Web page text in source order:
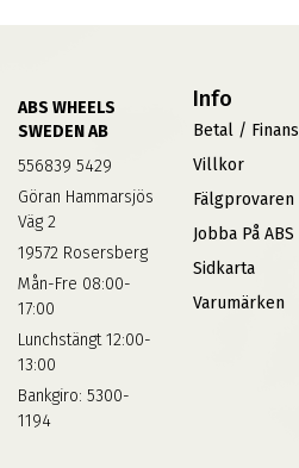
ABS WHEELS
SWEDEN AB
556839 5429
Göran Hammarsjös
Väg 2
19572 Rosersberg
Mån-Fre 08:00-
17:00
Lunchstängt 12:00-
13:00
Bankgiro: 5300-
1194
Info
Betal / Finans
Villkor
Fälgprovaren
Jobba På ABS
Sidkarta
Varumärken